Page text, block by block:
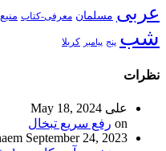
عربی مسلمان معرفی-کتاب منبع
شب پنج پیامبر کربلا
نظرات
علی May 18, 2024
on رفع سریع تبخال
September 24, 2023